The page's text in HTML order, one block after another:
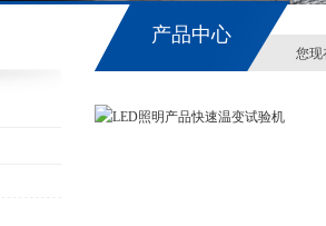
产品中心
您现